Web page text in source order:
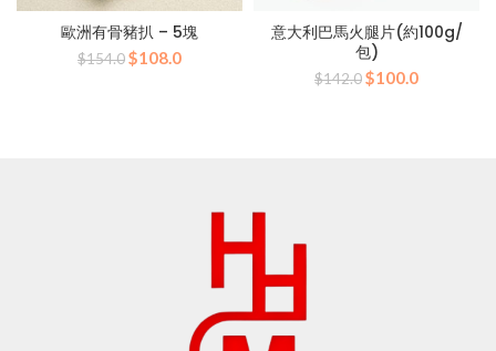
歐洲有骨豬扒 – 5塊
$154.0原
$108.0目
意大利巴馬火腿片(約100g/
包)
$142.0原
$100.0目